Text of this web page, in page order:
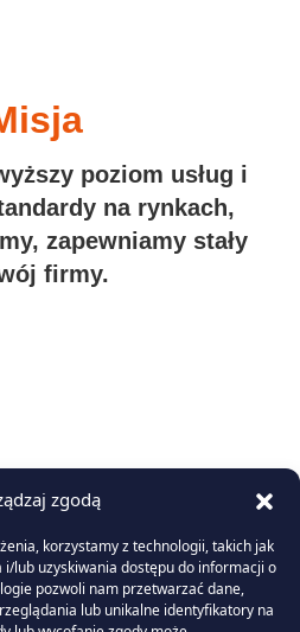
zgodą
korzystamy z technologii, takich jak
i/lub uzyskiwania dostępu do informacji o
pozwoli nam przetwarzać dane,
lub unikalne identyfikatory na
poziom usług i
na rynkach,
zapewniamy stały
firmy.